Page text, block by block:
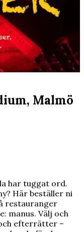
Malmö
har tuggat ord.
Här beställer ni
restauranger
manus. Välj och
efterrätter –